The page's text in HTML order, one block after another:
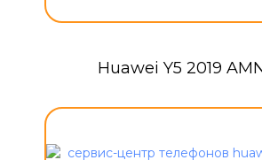
Huawei Y5 2019